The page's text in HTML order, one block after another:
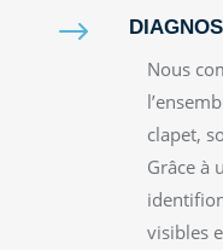
$
Nous
clapet,
Grâce à
visibles